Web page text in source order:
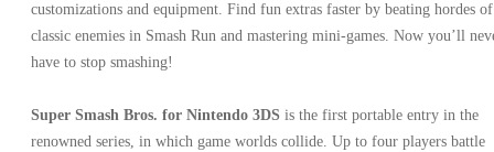
customizations and equipment. Find fun extras faster by beating hordes of
classic enemies in Smash Run and mastering mini-games. Now you’ll
have to stop smashing!
Super Smash Bros. for Nintendo 3DS is the first portable entry in the
renowned series, in which game worlds collide. Up to four players battle